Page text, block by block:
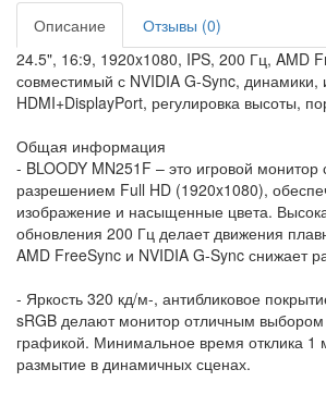
Описание
Отзывы (0)
24.5", 16:9, 1920x1080, IPS, 200 Гц, AMD
совместимый с NVIDIA G-Sync,
HDMI+DisplayPort, регулировка высоты,
Общая информация
- BLOODY MN251F – это игровой
разрешением Full HD (1920x1080),
изображение и насыщенные цвета.
обновления 200 Гц делает движения
AMD FreeSync и NVIDIA G-Sync снижает
- Яркость 320 кд/м-, антибликовое
sRGB делают монитор отличным
графикой. Минимальное время отклика 1
размытие в динамичных сценах.